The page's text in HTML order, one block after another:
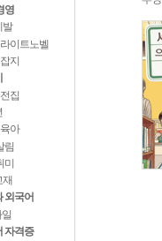
영
발
라이트노벨
잡지
전집
육아
림
미
재
외국어
일
자격증